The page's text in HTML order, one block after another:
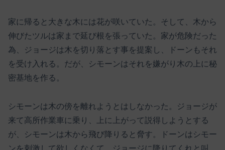
家に帰ると大きな木には花が咲いていた。そして、木から
伸びたツルは家まで延び根を張っていた。家が危険だった
為、ジョージは木を切り落とす事を提案し、ドーンもそれ
を受け入れる。だが、シモーンはそれを嫌がり木の上に秘
密基地を作る。
シモーンは木の傍を離れようとはしなかった。ジョージが
来て高所作業車に乗り、上に上がって説得しようとする
が、シモーンは木から飛び降りると脅す。ドーンはシモー
ンを刺激して欲しくなくて、ジョージに降りてくれと叫